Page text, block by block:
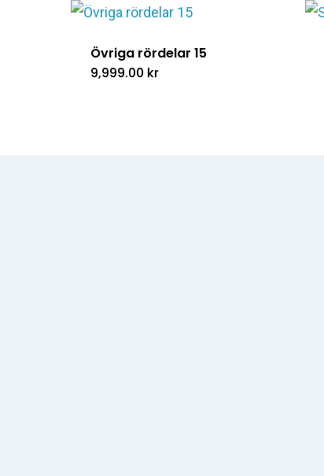
Övriga rördelar 15
9,999.00 kr